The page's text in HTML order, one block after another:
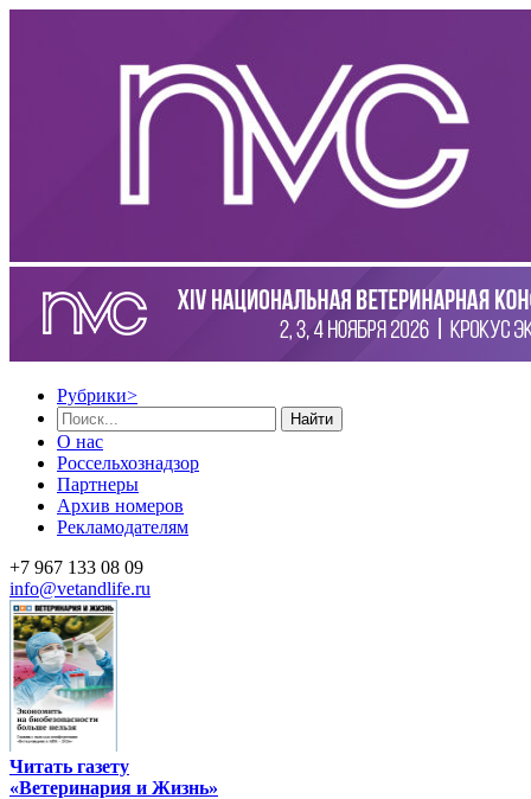
Рубрики>
Найти
О нас
Россельхознадзор
Партнеры
Архив номеров
Рекламодателям
+7 967 133 08 09
info@vetandlife.ru
Читать газету
«Ветеринария и Жизнь»